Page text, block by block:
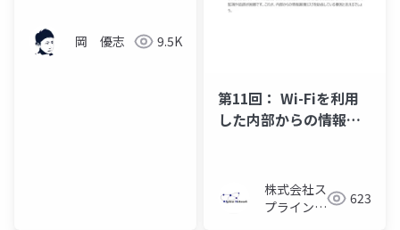
岡 優志 9.5K
第11回： Wi-Fiを利用
した内部からの情報漏
株式会社ス
プライン・
623